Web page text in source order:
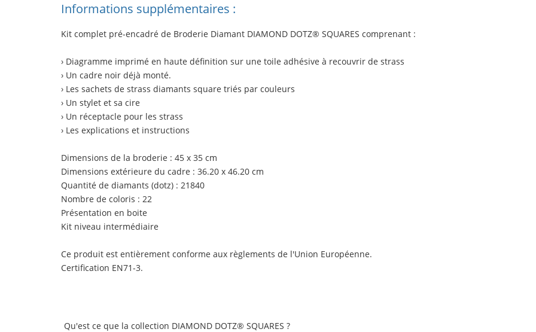
Informations supplémentaires :
Kit complet pré-encadré de Broderie Diamant DIAMOND DOTZ® SQUARES comprenant :
› Diagramme imprimé en haute définition sur une toile adhésive à recouvrir de strass
› Un cadre noir déjà monté.
› Les sachets de strass diamants square triés par couleurs
› Un stylet et sa cire
› Un réceptacle pour les strass
› Les explications et instructions
Dimensions de la broderie : 45 x 35 cm
Dimensions extérieure du cadre : 36.20 x 46.20 cm
Quantité de diamants (dotz) : 21840
Nombre de coloris : 22
Présentation en boite
Kit niveau intermédiaire
Ce produit est entièrement conforme aux règlements de l'Union Européenne.
Certification EN71-3.
Qu'est ce que la collection DIAMOND DOTZ® SQUARES ?